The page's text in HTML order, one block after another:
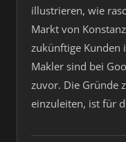
illustrieren, wie
Markt von
zukünftige Kunden
Makler sind bei
zuvor. Die Gründe
einzuleiten, ist für